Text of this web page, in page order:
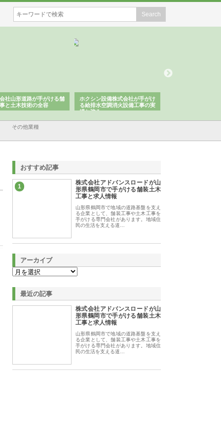
クシン設備株式会社が手がけ
給排水空調消火設備工事の実
と強み
株式会社東京シー・エム・シー
のGISインフラ管理システム導
入メリット
その他業種
おすすめ記事
1
株式会社アドバンスロードが山
形県鶴岡市で手がける舗装土木
工事と求人情報
山形県鶴岡市で地域の道路基盤を支え
る企業として、舗装工事や土木工事を
手がける専門会社があります。地域住
民の生活を支える道…
アーカイブ
最近の記事
株式会社アドバンスロードが山
形県鶴岡市で手がける舗装土木
工事と求人情報
山形県鶴岡市で地域の道路基盤を支え
る企業として、舗装工事や土木工事を
手がける専門会社があります。地域住
民の生活を支える道…